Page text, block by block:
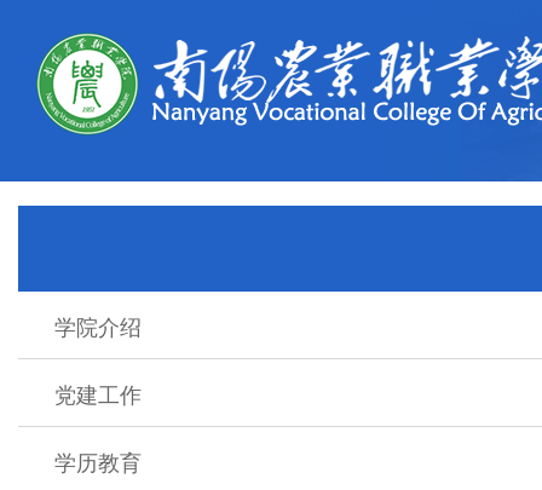
学院介绍
党建工作
学历教育